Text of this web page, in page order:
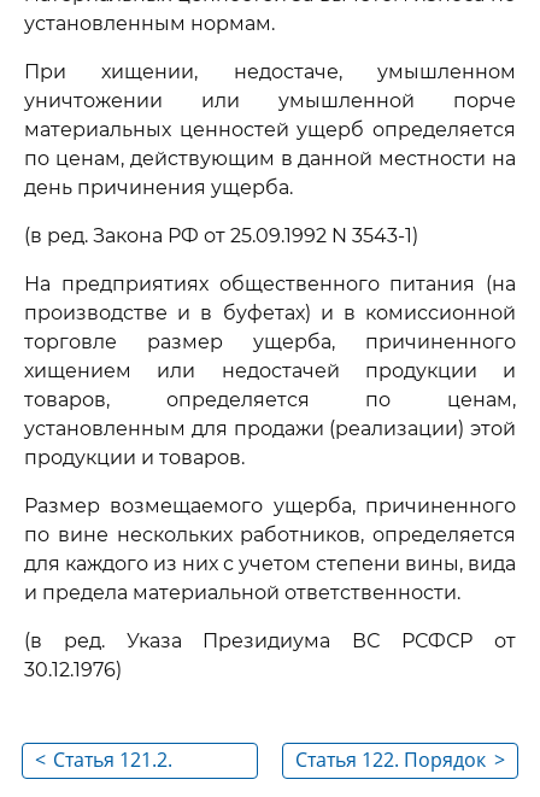
установленным нормам.
При хищении, недостаче, умышленном
уничтожении или умышленной порче
материальных ценностей ущерб определяется
по ценам, действующим в данной местности на
день причинения ущерба.
(в ред. Закона РФ от 25.09.1992 N 3543-1)
На предприятиях общественного питания (на
производстве и в буфетах) и в комиссионной
торговле размер ущерба, причиненного
хищением или недостачей продукции и
товаров, определяется по ценам,
установленным для продажи (реализации) этой
продукции и товаров.
Размер возмещаемого ущерба, причиненного
по вине нескольких работников, определяется
для каждого из них с учетом степени вины, вида
и предела материальной ответственности.
(в ред. Указа Президиума ВС РСФСР от
30.12.1976)
< Статья 121.2.
>
Статья 122. Порядок